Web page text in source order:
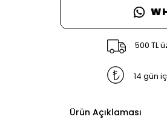
500 TL
14 gün
Ürün Açıklaması